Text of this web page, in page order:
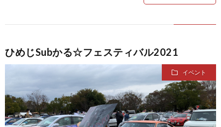
ひめじSubかる☆フェスティバル2021
イベント